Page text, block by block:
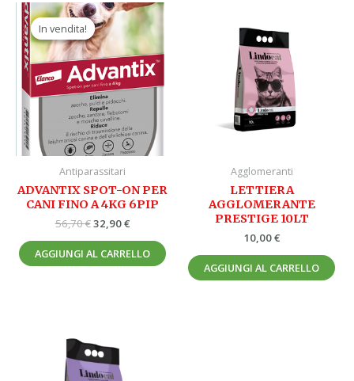
In vendita!
In vendita!
Antiparassitari
ADVANTIX SPOT-ON PER
CANI FINO A 4KG 6PIP
56,70€
Il
prezzo
originale
era:
56,70 €.
32,90€
Il
prezzo
attuale
è:
32,90 €.
AGGIUNGI AL CARRELLO
Agglomeranti
LETTIERA
AGGLOMERANTE
PRESTIGE 10LT
10,00€
AGGIUNGI AL CARRELLO